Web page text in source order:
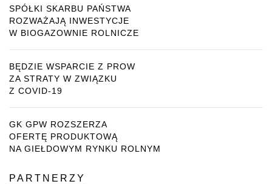
SPÓŁKI SKARBU PAŃSTWA
ROZWAŻAJĄ INWESTYCJE
W BIOGAZOWNIE ROLNICZE
BĘDZIE WSPARCIE Z PROW
ZA STRATY W ZWIĄZKU
Z COVID-19
GK GPW ROZSZERZA
OFERTĘ PRODUKTOWĄ
NA GIEŁDOWYM RYNKU ROLNYM
PARTNERZY